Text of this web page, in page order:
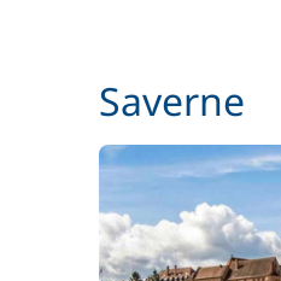
Saverne